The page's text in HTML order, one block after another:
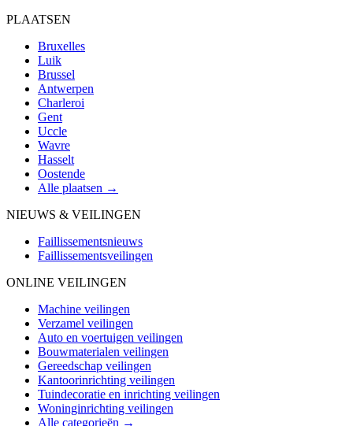
PLAATSEN
Bruxelles
Luik
Brussel
Antwerpen
Charleroi
Gent
Uccle
Wavre
Hasselt
Oostende
Alle plaatsen →
NIEUWS & VEILINGEN
Faillissementsnieuws
Faillissementsveilingen
ONLINE VEILINGEN
Machine veilingen
Verzamel veilingen
Auto en voertuigen veilingen
Bouwmaterialen veilingen
Gereedschap veilingen
Kantoorinrichting veilingen
Tuindecoratie en inrichting veilingen
Woninginrichting veilingen
Alle categorieën →